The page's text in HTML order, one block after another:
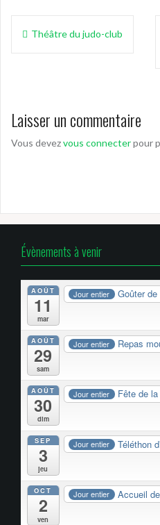
Navigation
Théâtre du judo-club
Laisser un commentaire
Vous devezvous connecterpour
Évènements à venir
AOÛT
11
mar
Jour entier Goûter de
AOÛT
29
sam
Jour entier Repas
AOÛT
30
dim
Jour entier Fête de
SEP
3
jeu
Jour entier Téléthon
OCT
2
ven
Jour entier Accueil